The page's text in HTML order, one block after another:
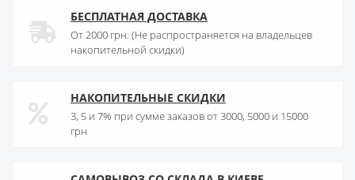
БЕСПЛАТНАЯ ДОСТАВКА
От 2000 грн. (Не распространяется на владельцев
накопительной скидки)
НАКОПИТЕЛЬНЫЕ СКИДКИ
3, 5 и 7% при сумме заказов от 3000, 5000 и 15000
грн